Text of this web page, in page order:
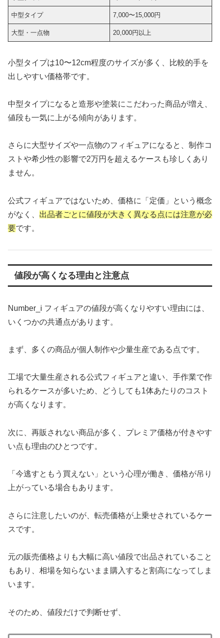
中型タイプ 7,000〜15,000円
大型・一点物 20,000円以上
小型タイプは10〜12cm程度のサイズが多く、比較的手を
出しやすい価格帯です。
中型タイプになると造形や塗装にこだわった商品が増え、
値段も一気に上がる傾向があります。
さらに大型サイズや一点物のフィギュアになると、制作コ
ストや希少性の影響で2万円を超えるケースも珍しくあり
ません。
公式フィギュアではないため、価格に「定価」という概念
がなく、 出品者ごとに値段が大きく異なる点には注意が必
要です。
値段が高くなる理由と注意点
Number_i フィギュアの値段が高くなりやすい理由には、
いくつかの共通点があります。
まず、多くの商品が個人制作や少量生産である点です。
工場で大量生産される公式フィギュアと違い、手作業で作
られるケースが多いため、どうしても1体あたりのコスト
が高くなります。
次に、再販されない商品が多く、プレミア価格が付きやす
い点も理由のひとつです。
「今逃すともう買えない」という心理が働き、価格が吊り
上がっている場合もあります。
さらに注意したいのが、転売価格が上乗せされているケー
スです。
元の販売価格よりも大幅に高い値段で出品されていること
もあり、相場を知らないまま購入すると割高になってしま
います。
そのため、値段だけで判断せず、